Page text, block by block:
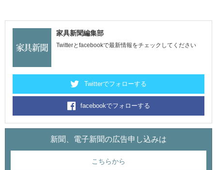
家具新聞編集部
Twitterとfacebookで最新情報をチェックしてください
Twitterでフォローする
facebookでフォローする
新聞、電子新聞の広告申し込みは
こちらから